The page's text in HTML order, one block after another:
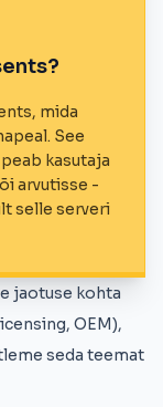
mida
See
kasutaja
arvutisse -
selle serveri
jaotuse kohta
OEM),
seda teemat